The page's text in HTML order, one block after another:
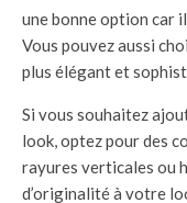
une bonne option car
Vous pouvez aussi
plus élégant et
Si vous souhaitez
look, optez pour des
rayures verticales ou
d’originalité à votre